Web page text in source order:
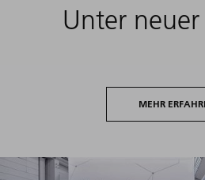
Unter
MEHR